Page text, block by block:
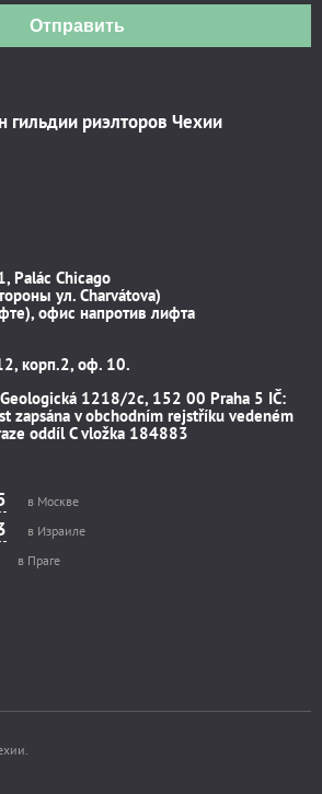
Отправить
гильдии риэлторов Чехии
Palác Chicago
ул. Charvátova)
офис напротив лифта
корп.2, оф. 10.
1218/2c, 152 00 Praha 5 IČ:
zapsána v obchodním rejstříku vedeném
oddíl C vložka 184883
в Москве
в Израиле
в Праге